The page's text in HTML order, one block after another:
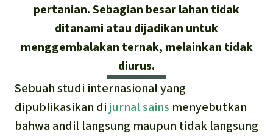
Hutan Hujan
Kawasan lindung
Mobil listrik
Hak-hak Alam
Sukses
Deutsch
English
Español
Français
pertanian. Sebagian besar lahan tidak
ditanami atau dijadikan untuk
menggembalakan ternak, melainkan tidak
diurus.
Sebuah studi internasional yang
dipublikasikan di jurnal sains menyebutkan
bahwa andil langsung maupun tidak langsung